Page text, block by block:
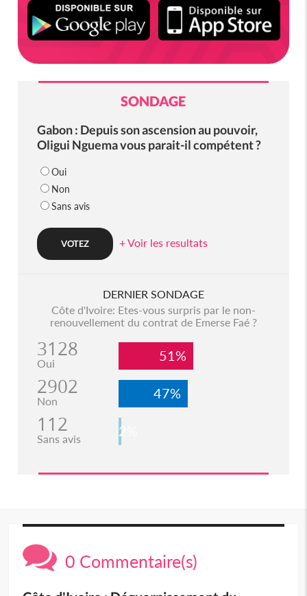
SONDAGE
Gabon : Depuis son ascension au pouvoir,
Oligui Nguema vous parait-il compétent ?
Oui
Non
Sans avis
+ Voir les resultats
DERNIER SONDAGE
Côte d'Ivoire: Etes-vous surpris par le non-
renouvellement du contrat de Emerse Faé ?
3128
Oui 51%
2902
Non 47%
112
Sans avis 2%
0 Commentaire(s)